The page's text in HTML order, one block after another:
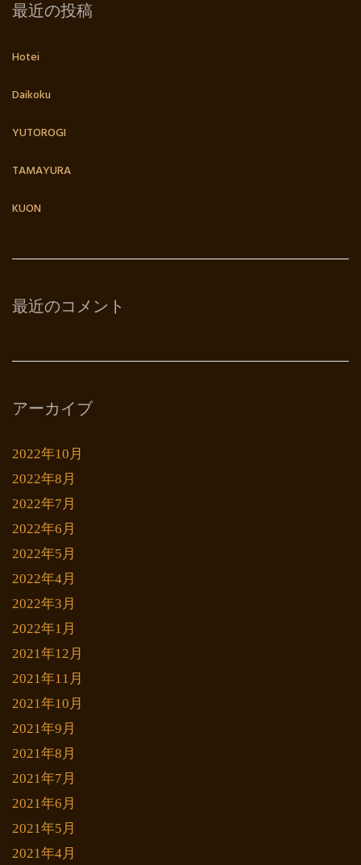
最近の投稿
Hotei
Daikoku
YUTOROGI
TAMAYURA
KUON
最近のコメント
アーカイブ
2022年10月
2022年8月
2022年7月
2022年6月
2022年5月
2022年4月
2022年3月
2022年1月
2021年12月
2021年11月
2021年10月
2021年9月
2021年8月
2021年7月
2021年6月
2021年5月
2021年4月